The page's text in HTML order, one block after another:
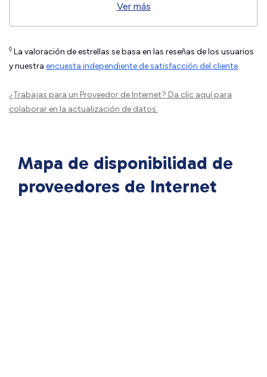
Ver más
◊ La valoración de estrellas se basa en las reseñas de los usuarios
y nuestra encuesta independiente de satisfacción del cliente.
¿Trabajas para un Proveedor de Internet? Da clic aquípara
colaborar en la actualización de datos.
Mapa de disponibilidad de
proveedores de Internet